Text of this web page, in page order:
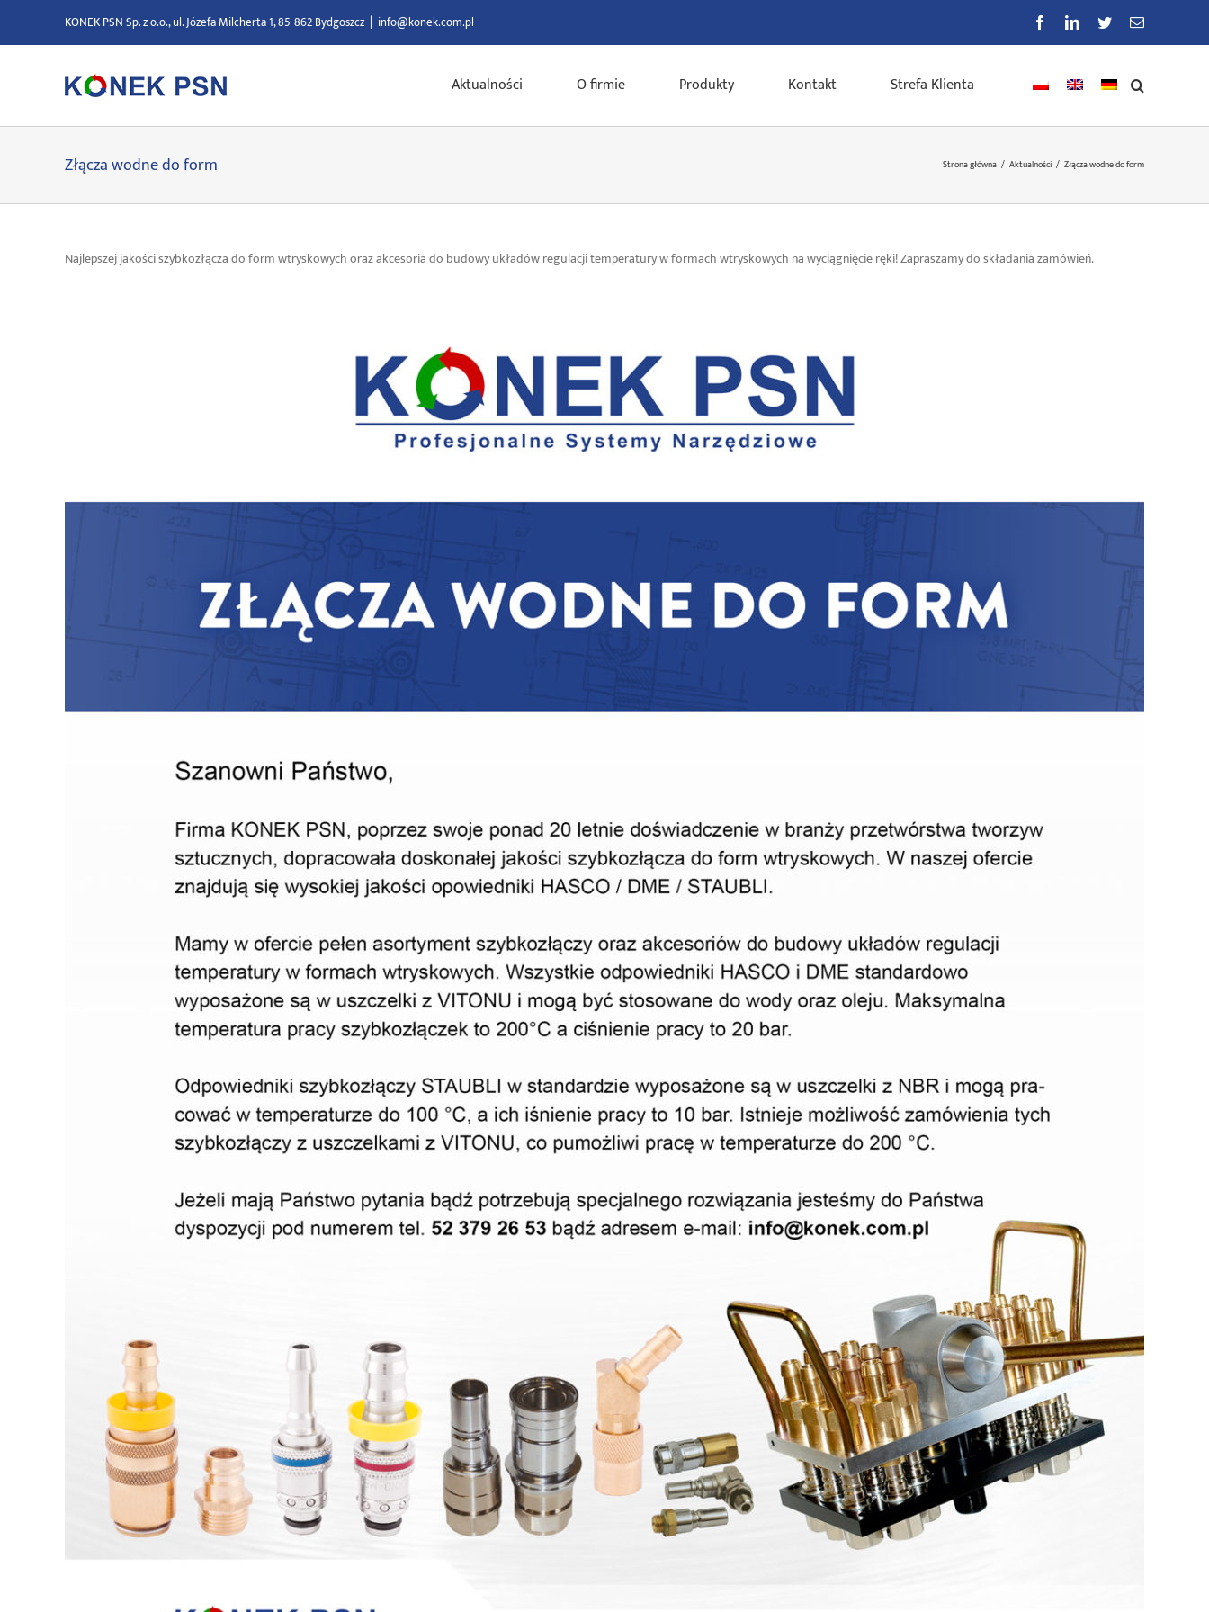
zawartości
KONEK PSN Sp. z o.o., ul. Józefa Milcherta 1, 85-862 Bydgoszcz | info@konek.com.pl FacebookLinkedIn
TwitterE-
Aktualności O firmie Produkty Kontakt Strefa Klienta
Złącza wodne do form Strona główna / Aktualności / Złącza wodne do form
Najlepszej jakości szybkozłącza do form wtryskowych oraz akcesoria do budowy układów regulacji temperatury w formach wtryskowych na wyciągnięcie ręki! Zapraszamy do składania zamówień.